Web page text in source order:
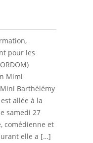
pour les
Mimi
Barthélémy
allée à la
samedi 27
comédienne et
elle a […]